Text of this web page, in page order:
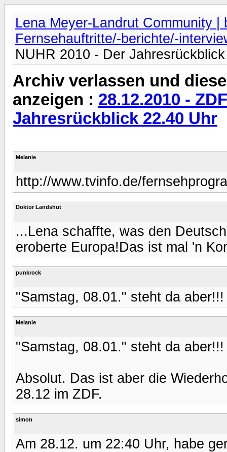
Lena Meyer-Landrut Community |
Fernsehauftritte/-berichte/-
NUHR 2010 - Der
Archiv verlassen und
anzeigen : 28.12.2010 -
Jahresrückblick 22.40 Uhr
Melanie
http://www.tvinfo.de/
Doktor Landshut
...Lena schaffte, was den
eroberte Europa!Das ist mal 'n
punkrock
"Samstag, 08.01." steht da aber!!!
Melanie
"Samstag, 08.01." steht da aber!!!
Absolut. Das ist aber die
28.12 im ZDF.
simon
Am 28.12. um 22:40 Uhr, habe